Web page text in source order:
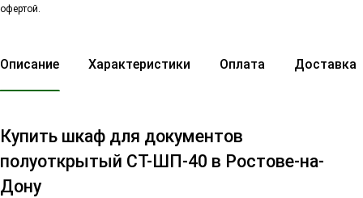
офертой.
Описание Характеристики Оплата Доставка
Купить шкаф для документов
полуоткрытый СТ-ШП-40 в Ростове-на-
Дону